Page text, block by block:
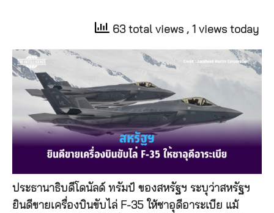
63 total views , 1 views today
ประธานาธิบดีโดนัลด์ ทรัมป์ ของสหรัฐฯ ระบุว่าสหรัฐฯ
ยินดีขายเครื่องบินขับไล่ F-35 ให้ซาอุดีอาระเบีย แม้